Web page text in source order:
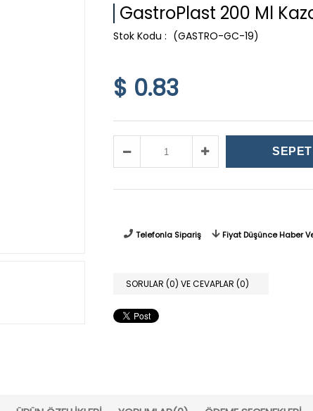
GastroPlast 200 Ml
(GASTRO-GC-19)
$ 0.83
Telefonla Sipariş Fiyat Düşünce Haber
SORULAR (0) VE CEVAPLAR (0)